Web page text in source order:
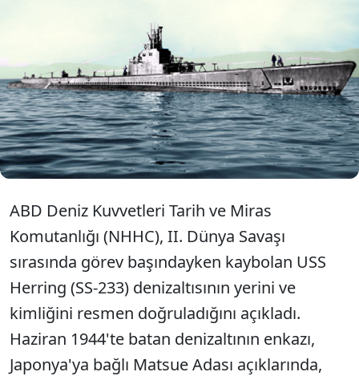
II. Dünya Savaşı sırasında Kuril Adaları
yakınlarında batan USS Herring
denizaltısının enkazı, Pasifik
Okyanusu'nun dibinde bulundu.
ABD Deniz Kuvvetleri Tarih ve Miras
Komutanlığı (NHHC), II. Dünya Savaşı
sırasında görev başındayken kaybolan USS
Herring (SS-233) denizaltısının yerini ve
kimliğini resmen doğruladığını açıkladı.
Haziran 1944'te batan denizaltının enkazı,
Japonya'ya bağlı Matsue Adası açıklarında,